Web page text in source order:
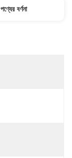
পণ্যের বর্ণনা